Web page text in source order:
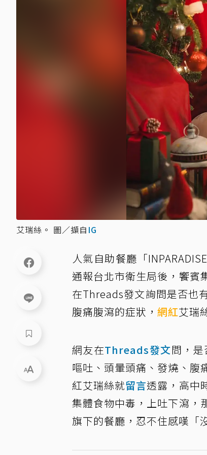
艾瑞絲。 圖／擷自 IG
人氣自助餐廳「
通報台北市衛生局後，饗賓
在Threads發文詢問是否也
腹痛腹瀉的症狀， 網紅艾瑞
網友在Threads發文問，
嘔吐、頭暈頭痛、發燒、腹
紅艾瑞絲就留言透露，高中
集體食物中毒，上吐下瀉，
旗下的餐廳，忍不住感嘆「